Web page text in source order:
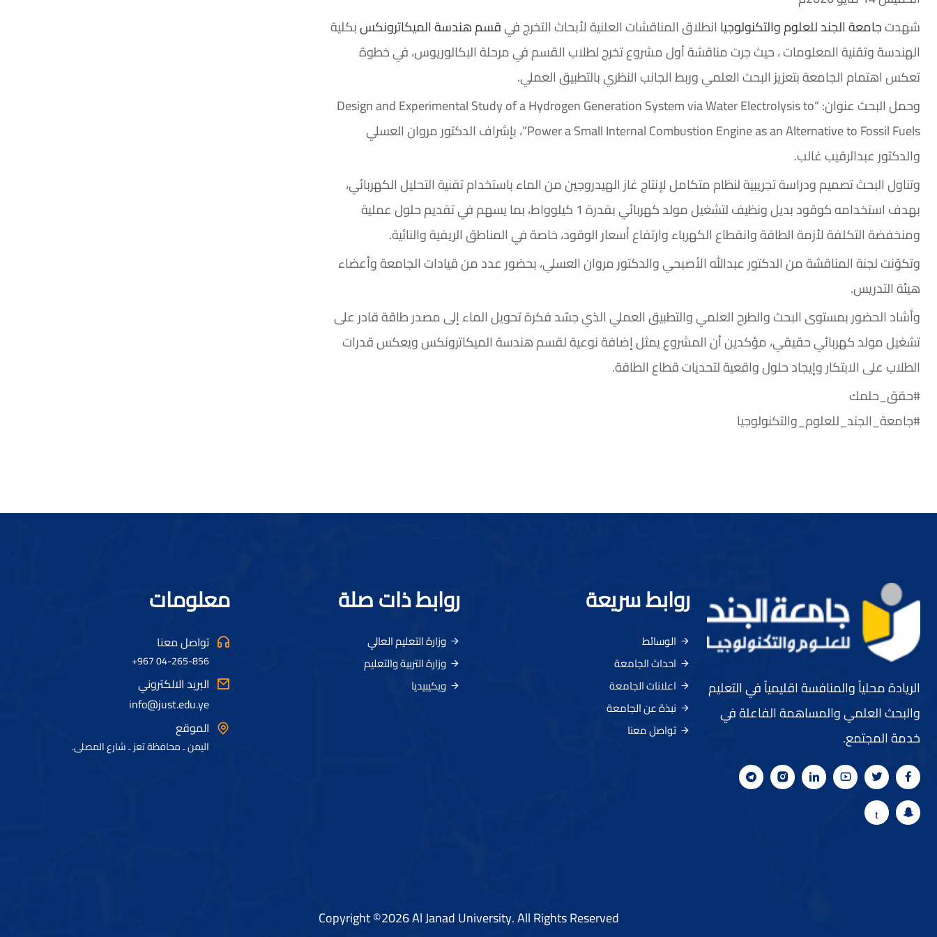
شهدتجامعة الجند للعلوم والتكنولوجيا انطلاق المناقشات العلنية لأبحاث التخرج فيقسم هندسة الميكاترونكسبكلية
الهندسة وتقنية المعلومات ، حيث جرت مناقشة أول مشروع تخرج لطلاب القسم في مرحلة البكالوريوس، في خطوة
تعكس اهتمام الجامعة بتعزيز البحث العلمي وربط الجانب النظري بالتطبيق العملي.
وحمل البحث عنوان: “Design and Experimental Study of a Hydrogen Generation System via Water Electrolysis to
Power a Small Internal Combustion Engine as an Alternative to Fossil Fuels”، بإشراف الدكتور مروان العسلي
والدكتور عبدالرقيب غالب.
وتناول البحث تصميم ودراسة تجريبية لنظام متكامل لإنتاج غاز الهيدروجين من الماء باستخدام تقنية التحليل الكهربائي،
بهدف استخدامه كوقود بديل ونظيف لتشغيل مولد كهربائي بقدرة 1 كيلوواط، بما يسهم في تقديم حلول عملية
ومنخفضة التكلفة لأزمة الطاقة وانقطاع الكهرباء وارتفاع أسعار الوقود، خاصة في المناطق الريفية والنائية.
وتكوّنت لجنة المناقشة من الدكتور عبدالله الأصبحي والدكتور مروان العسلي، بحضور عدد من قيادات الجامعة وأعضاء
هيئة التدريس.
وأشاد الحضور بمستوى البحث والطرح العلمي والتطبيق العملي الذي جسّد فكرة تحويل الماء إلى مصدر طاقة قادر على
تشغيل مولد كهربائي حقيقي، مؤكدين أن المشروع يمثل إضافة نوعية لقسم هندسة الميكاترونكس ويعكس قدرات
الطلاب على الابتكار وإيجاد حلول واقعية لتحديات قطاع الطاقة.
#حقق_حلمك
#جامعة_الجند_للعلوم_والتكنولوجيا
الريادة محلياً والمنافسة اقليمياً في التعليم
والبحث العلمي والمساهمة الفاعلة في
خدمة المجتمع.
روابط سريعة
الوسائط
احداث الجامعة
اعلانات الجامعة
نبذة عن الجامعة
تواصل معنا
روابط ذات صلة
وزارة التعليم العالي
وزارة التربية والتعليم
ويكيبيديا
معلومات
تواصل معنا
04-265-856 967+
البريد الالكتروني
info@just.edu.ye
الموقع
اليمن ـ محافظة تعز ـ شارع المصلى.
Copyright ©2026 Al Janad University. All Rights Reserved